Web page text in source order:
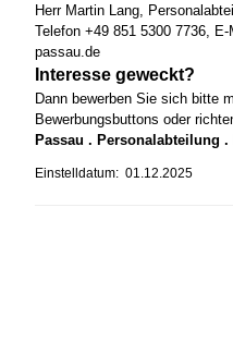
Herr Martin Lang,
Telefon +49 851 5300 7736,
passau.de
Interesse geweckt?
Dann bewerben Sie sich bitte
Bewerbungsbuttons oder
Passau . Personalabteilung .
Einstelldatum: 01.12.2025